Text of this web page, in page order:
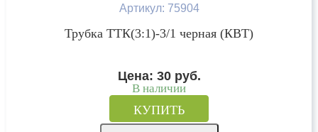
Артикул: 75904
Трубка ТТК(3:1)-3/1 черная (КВТ)
Цена: 30руб.
В наличии
КУПИТЬ